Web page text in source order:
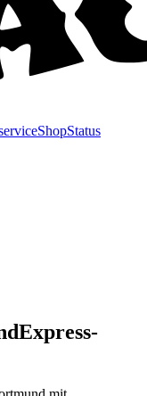
ShopStatus
Express-